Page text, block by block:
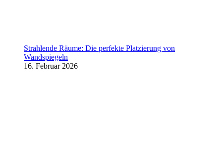
Strahlende Räume: Die perfekte Platzierung von
Wandspiegeln
16. Februar 2026